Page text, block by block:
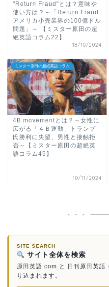
"Return Fraud"とは？意味や
使い方は？～「Return Fraud:
アメリカ小売業界の100億ドル
問題」～ 【ミスター原田の超
絶英語コラム22】
18/10/2024
ミスター原田の超絶英語コラム
4B movementとは？～女性に
広がる「４Ｂ運動」トランプ
氏勝利に失望、男性と接触拒
否～【ミスター原田の超絶英
語コラム45】
10/11/2024
SITE SEARCH
サイト全体を検索
原田英語.com と 日刊原田英語
り込まれます。